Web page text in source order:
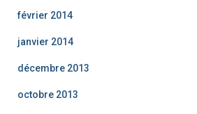
février 2014
janvier 2014
décembre 2013
octobre 2013